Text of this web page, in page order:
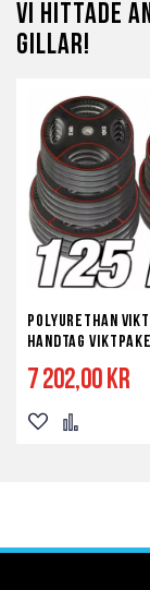
Vi hittade
gillar!
Polyurethan
Handtag
7 202,00 kr